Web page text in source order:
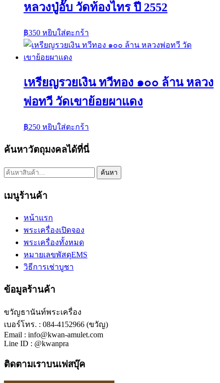
หลวงปู่อั๊บ วัดท้องไทร ปี 2552
฿350 หยิบใส่ตะกร้า
เหรียญรวยเงิน ทวีทอง ๑๐๐ ล้าน หลวง
พ่อทวี วัดเขาย้อยผาแดง
฿250 หยิบใส่ตะกร้า
ค้นหาวัตถุมงคลได้ที่นี่
ค้นหา: ค้นหา
เมนูร้านค้า
หน้าแรก
พระเครื่องเปิดจอง
พระเครื่องทั้งหมด
หมายเลขพัสดุEMS
วิธีการเช่าบูชา
ข้อมูลร้านค้า
ขวัญธานันท์พระเครื่อง
เบอร์โทร. : 084-4152966 (ขวัญ)
Email : info@kwan-amulet.com
Line ID : @kwanpra
ติดตามเราบนเฟสบุ๊ค